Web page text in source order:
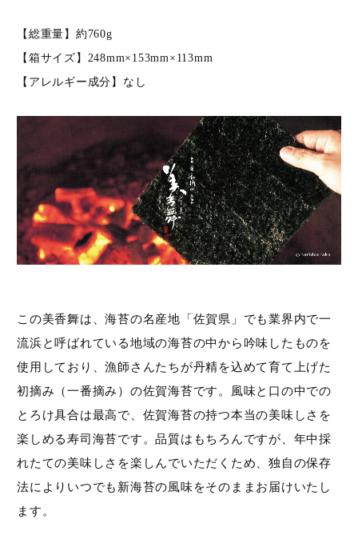
【総重量】約760g
【箱サイズ】248mm×153mm×113mm
【アレルギー成分】なし
この美香舞は、海苔の名産地「佐賀県」でも業界内で一
流浜と呼ばれている地域の海苔の中から吟味したものを
使用しており、漁師さんたちが丹精を込めて育て上げた
初摘み（一番摘み）の佐賀海苔です。風味と口の中での
とろけ具合は最高で、佐賀海苔の持つ本当の美味しさを
楽しめる寿司海苔です。品質はもちろんですが、年中採
れたての美味しさを楽しんでいただくため、独自の保存
法によりいつでも新海苔の風味をそのままお届けいたし
ます。